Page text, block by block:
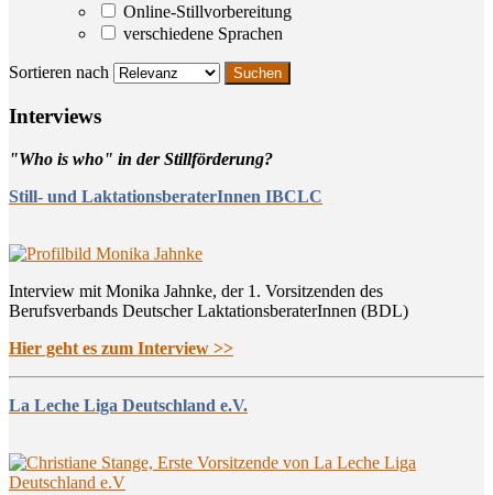
Online-Stillvorbereitung
verschiedene Sprachen
Sortieren nach
Inter­views
"Who is who" in der Stillförderung?
Still- und LaktationsberaterInnen IBCLC
Interview mit Monika Jahnke, der 1. Vorsitzenden des
Berufsverbands Deutscher LaktationsberaterInnen (BDL)
Hier geht es zum Interview >>
La Leche Liga Deutschland e.V.